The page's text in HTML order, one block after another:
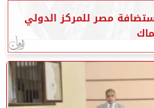
مصر للمركز الدولي